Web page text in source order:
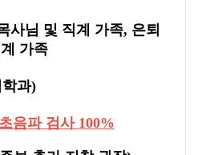
사님 및 직계 가족, 은퇴
가족
과)
초음파 검사 100%